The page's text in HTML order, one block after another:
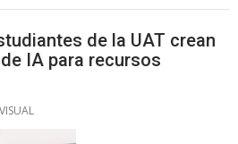
g
r
m
t
de la UAT crean
IA para recursos